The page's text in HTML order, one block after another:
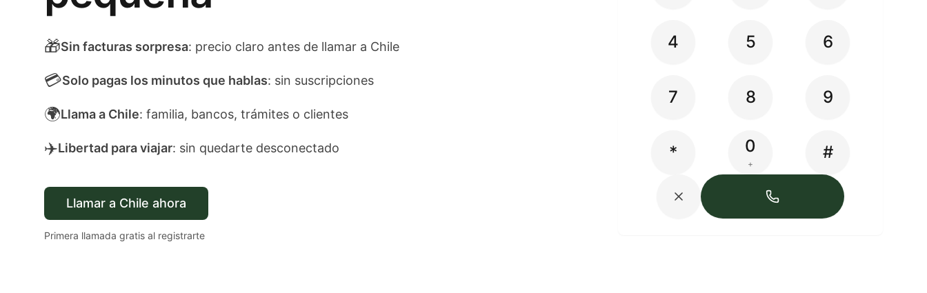
🎁Sin facturas sorpresa: precio claro antes de llamar a Chile
💳Solo pagas los minutos que hablas: sin suscripciones
🌍Llama a Chile: familia, bancos, trámites o clientes
✈️Libertad para viajar: sin quedarte desconectado
Llamar a Chile ahora
Primera llamada gratis al registrarte
4 5 6
7 8 9
* 0
+
#